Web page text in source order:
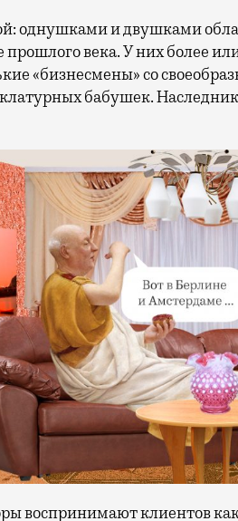
однушками и двушками
века. У них более
«бизнесмены» со
бабушек.
воспринимают клиентов